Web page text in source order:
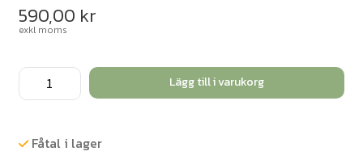
590,00 kr
exkl moms
Chladni
Platta,
mängd
Lägg till i varukorg
Fåtal i lager